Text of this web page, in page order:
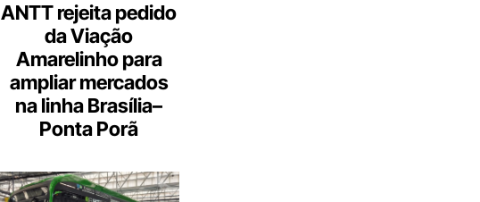
ANTT rejeita pedido
da Viação
Amarelinho para
ampliar mercados
na linha Brasília–
Ponta Porã